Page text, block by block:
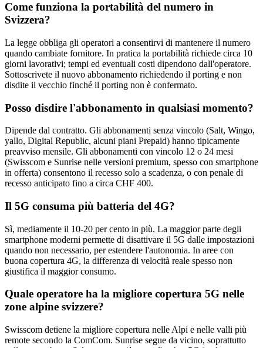
Come funziona la portabilità del numero in
Svizzera?
La legge obbliga gli operatori a consentirvi di mantenere il numero
quando cambiate fornitore. In pratica la portabilità richiede circa 10
giorni lavorativi; tempi ed eventuali costi dipendono dall'operatore.
Sottoscrivete il nuovo abbonamento richiedendo il porting e non
disdite il vecchio finché il porting non è confermato.
Posso disdire l'abbonamento in qualsiasi momento?
Dipende dal contratto. Gli abbonamenti senza vincolo (Salt, Wingo,
yallo, Digital Republic, alcuni piani Prepaid) hanno tipicamente
preavviso mensile. Gli abbonamenti con vincolo 12 o 24 mesi
(Swisscom e Sunrise nelle versioni premium, spesso con smartphone
in offerta) consentono il recesso solo a scadenza, o con penale di
recesso anticipato fino a circa CHF 400.
Il 5G consuma più batteria del 4G?
Sì, mediamente il 10-20 per cento in più. La maggior parte degli
smartphone moderni permette di disattivare il 5G dalle impostazioni
quando non necessario, per estendere l'autonomia. In aree con
buona copertura 4G, la differenza di velocità reale spesso non
giustifica il maggior consumo.
Quale operatore ha la migliore copertura 5G nelle
zone alpine svizzere?
Swisscom detiene la migliore copertura nelle Alpi e nelle valli più
remote secondo la ComCom. Sunrise segue da vicino, soprattutto